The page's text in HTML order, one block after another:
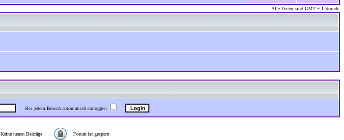
Alle Zeiten sind GMT + 1 Stunde
Bei jedem Besuch automatisch einloggen
Keine neuen Beiträge Forum ist gesperrt